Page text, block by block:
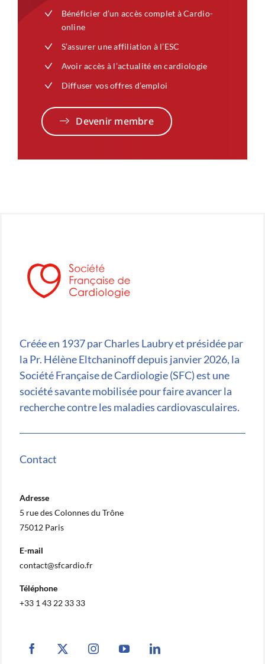
Bénéficier d’un accès complet à Cardio-
online
S’assurer une affiliation à l’ESC
Avoir accès à l’actualité en cardiologie
Diffuser vos offres d’emploi
Devenir membre
Créée en 1937 par Charles Laubry et présidée par
la Pr. Hélène Eltchaninoff depuis janvier 2026, la
Société Française de Cardiologie (SFC) est une
société savante mobilisée pour faire avancer la
recherche contre les maladies cardiovasculaires.
Contact
Adresse
5 rue des Colonnes du Trône
75012 Paris
E-mail
contact@sfcardio.fr
Téléphone
+33 1 43 22 33 33